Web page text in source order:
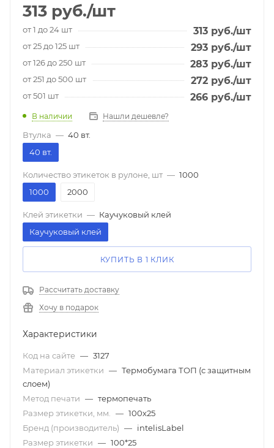
313 руб./шт
от 1 до 24 шт 313 руб./шт
от 25 до 125 шт 293 руб./шт
от 126 до 250 шт 283 руб./шт
от 251 до 500 шт 272 руб./шт
от 501 шт 266 руб./шт
В наличии Нашли дешевле?
Втулка — 40 вт.
40 вт.
Количество этикеток в рулоне, шт — 1000
1000
2000
Клей этикетки — Каучуковый клей
Каучуковый клей
КУПИТЬ В 1 КЛИК
Рассчитать доставку
Хочу в подарок
Характеристики
Код на сайте — 3127
Материал этикетки — Термобумага ТОП (с защитным
слоем)
Метод печати — термопечать
Размер этикетки, мм.
— 100х25
Бренд (производитель) — intelisLabel
Размер этикетки — 100*25